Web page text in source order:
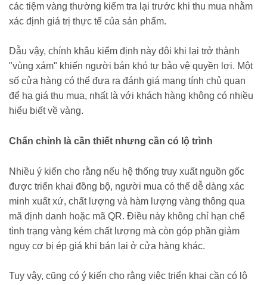
các tiệm vàng thường kiểm tra lại trước khi thu mua nhằm
xác định giá trị thực tế của sản phẩm.
Dẫu vậy, chính khâu kiểm định này đôi khi lại trở thành
"vùng xám" khiến người bán khó tự bảo vệ quyền lợi. Một
số cửa hàng có thể đưa ra đánh giá mang tính chủ quan
để hạ giá thu mua, nhất là với khách hàng không có nhiều
hiểu biết về vàng.
Chấn chỉnh là cần thiết nhưng cần có lộ trình
Nhiều ý kiến cho rằng nếu hệ thống truy xuất nguồn gốc
được triển khai đồng bộ, người mua có thể dễ dàng xác
minh xuất xứ, chất lượng và hàm lượng vàng thông qua
mã định danh hoặc mã QR. Điều này không chỉ hạn chế
tình trạng vàng kém chất lượng mà còn góp phần giảm
nguy cơ bị ép giá khi bán lại ở cửa hàng khác.
Tuy vậy, cũng có ý kiến cho rằng việc triển khai cần có lộ